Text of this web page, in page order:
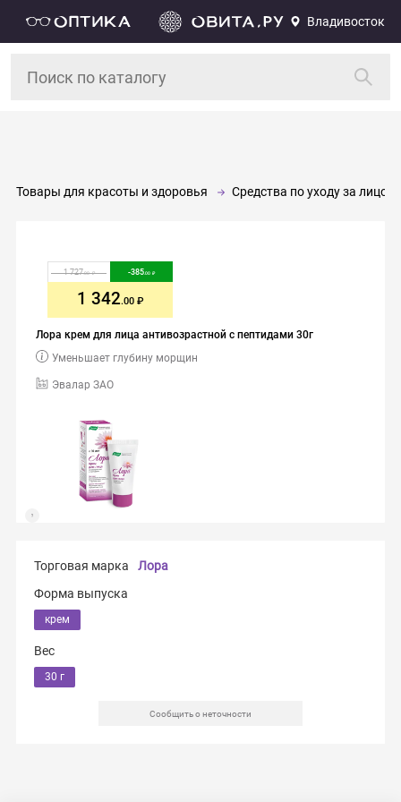
Владивосток
Товары для красоты и здоровья Средства по уходу за лицом
Лора крем для лица антивозрастной с пептидами 30г
Эвалар ЗАО
Уменьшает глубину морщин
1 727.00 -385.00
1 342.00
Торговая марка
Лора
Форма выпуска
крем
Вес
30 г
Сообщить о неточности